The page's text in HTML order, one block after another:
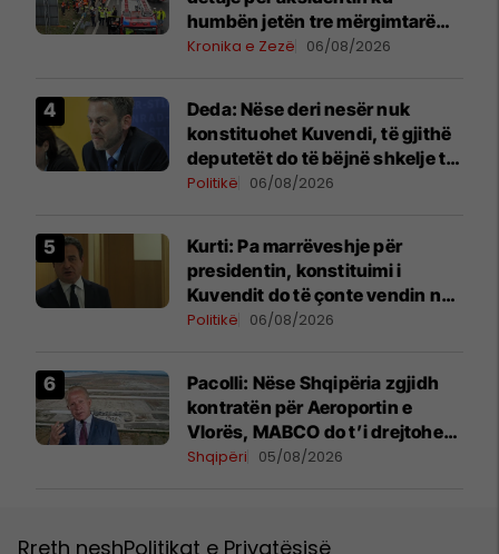
humbën jetën tre mërgimtarë
nga Komogllava e Ferizajt
Kronika e Zezë 06/08/2026
Deda: Nëse deri nesër nuk
konstituohet Kuvendi, të gjithë
deputetët do të bëjnë shkelje të
rëndë kushtetuese
Politikë 06/08/2026
Kurti: Pa marrëveshje për
presidentin, konstituimi i
Kuvendit do të çonte vendin në
zgjedhje të reja
Politikë 06/08/2026
Pacolli: Nëse Shqipëria zgjidh
kontratën për Aeroportin e
Vlorës, MABCO do t’i drejtohet
arbitrazhit ndërkombëtar
Shqipëri 05/08/2026
Rreth neshPolitikat e Privatësisë